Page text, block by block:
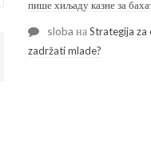
пише хиљаду казне за
sloba наStrategija za
zadržati mlade?